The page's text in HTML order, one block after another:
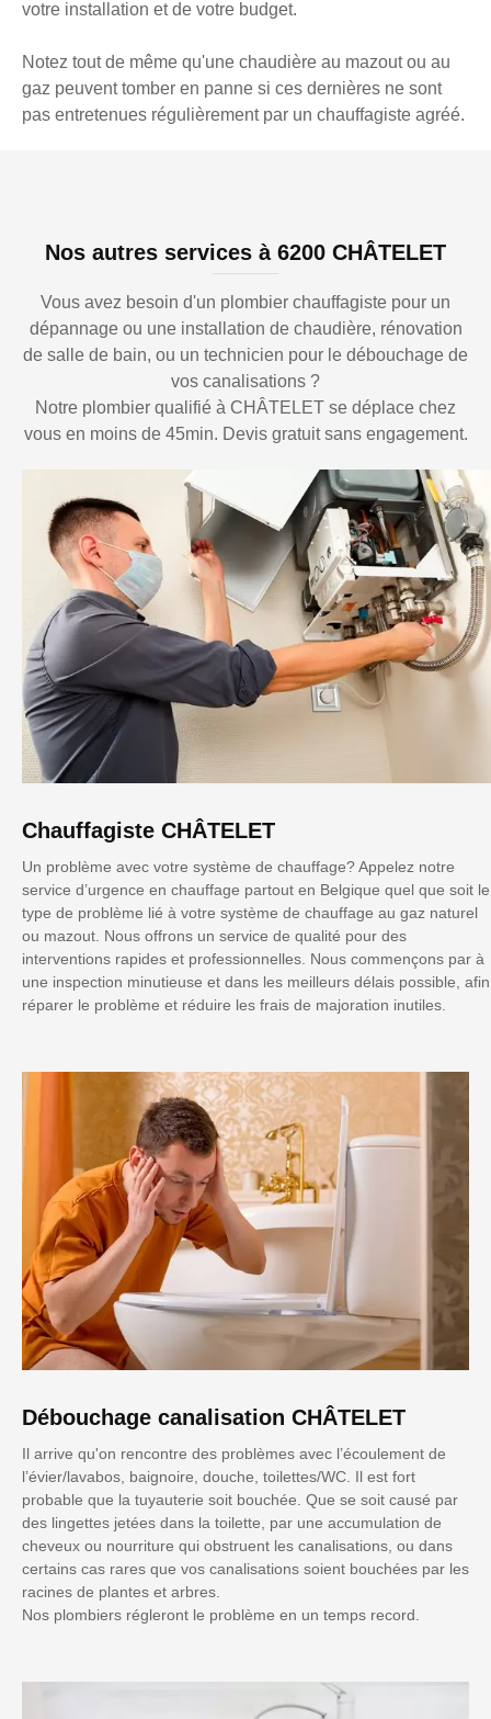
votre installation et de votre budget.
Notez tout de même qu'une chaudière au mazout ou au
gaz peuvent tomber en panne si ces dernières ne sont
pas entretenues régulièrement par un chauffagiste agréé.
Nos autres services à 6200 CHÂTELET
Vous avez besoin d'un plombier chauffagiste pour un
dépannage ou une installation de chaudière, rénovation
de salle de bain, ou un technicien pour le débouchage de
vos canalisations ?
Notre plombier qualifié à CHÂTELET se déplace chez
vous en moins de 45min. Devis gratuit sans engagement.
Chauffagiste CHÂTELET
Un problème avec votre système de chauffage? Appelez notre
service d’urgence en chauffage partout en Belgique quel que soit le
type de problème lié à votre système de chauffage au gaz naturel
ou mazout. Nous offrons un service de qualité pour des
interventions rapides et professionnelles. Nous commençons par à
une inspection minutieuse et dans les meilleurs délais possible, afin
réparer le problème et réduire les frais de majoration inutiles.
Débouchage canalisation CHÂTELET
Il arrive qu'on rencontre des problèmes avec l’écoulement de
l’évier/lavabos, baignoire, douche, toilettes/WC. Il est fort
probable que la tuyauterie soit bouchée. Que se soit causé par
des lingettes jetées dans la toilette, par une accumulation de
cheveux ou nourriture qui obstruent les canalisations, ou dans
certains cas rares que vos canalisations soient bouchées par les
racines de plantes et arbres.
Nos plombiers régleront le problème en un temps record.